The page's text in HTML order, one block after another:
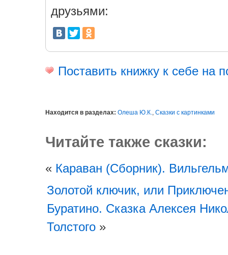
друзьями:
Поставить книжку к себе на
Находится в разделах: Олеша Ю.К., Сказки с картинками
Читайте также сказки:
« Караван (Сборник).
Золотой ключик, или
Буратино. Сказка Алексея
Толстого »